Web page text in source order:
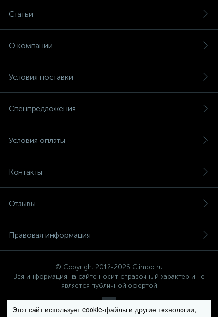
Статьи
О компании
Условия поставки
Спецпредложения
Условия оплаты
Контакты
Отзывы
Правовая информация
© Copyright 2012-2026 Climbo.ru
Вся информация на сайте носит справочный характер и не
является публичной офертой
Этот сайт использует cookie-файлы и другие технологии,